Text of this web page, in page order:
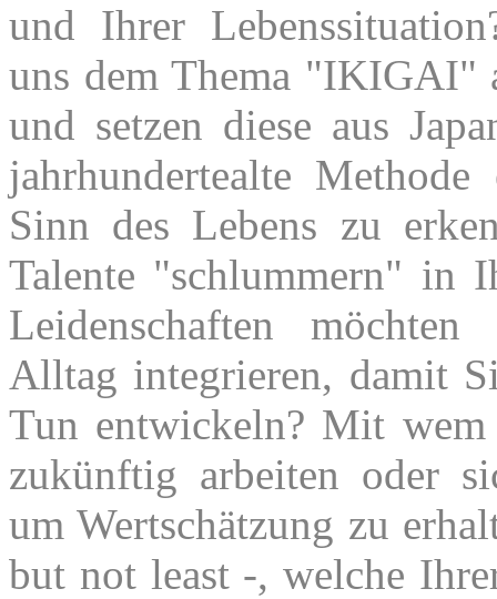
und Ihrer
uns dem Thema "IKIGAI"
und setzen diese aus
jahrhundertealte
Sinn des Lebens zu
Talente "schlummern" in
Leidenschaften
Alltag integrieren, damit
Tun entwickeln? Mit wem
zukünftig arbeiten oder
um Wertschätzung zu
but not least -, welche